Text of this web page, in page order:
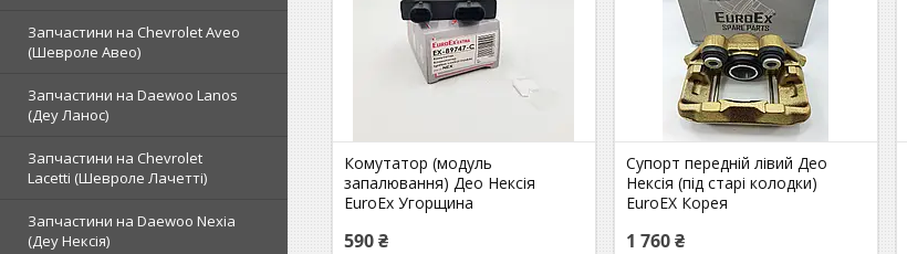
Запчастини на Chevrolet Aveo
(Шевроле Авео)
Запчастини на Daewoo Lanos
(Деу Ланос)
Запчастини на Chevrolet
Lacetti (Шевроле Лачетті)
Запчастини на Daewoo Nexia
(Деу Нексія)
Комутатор (модуль
запалювання) Део Нексія
EuroEx Угорщина
590 ₴
Супорт передній лівий Део
Нексія (під старі колодки)
EuroEX Корея
1 760 ₴